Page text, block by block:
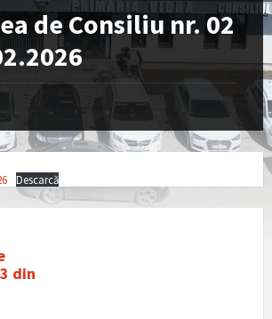
de Consiliu nr. 02
Descarcă
din